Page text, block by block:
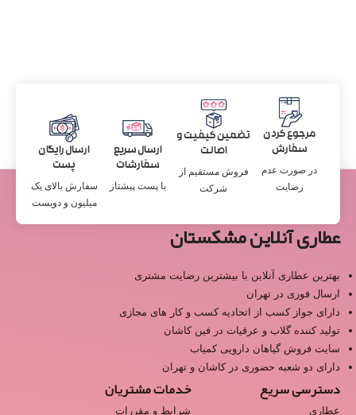
مرجوع کردن
سفارش
در صورت عدم
رضایت
تضمین کیفیت و
اصالت
فروش مستقیم از
شرکت
ارسال سریع
سفارشات
با پست پیشتاز
ارسال رایگان
پست
سفارش بالای یک
میلیون و دویست
عطاری آنلاین مشکستان
بهترین عطاری آنلاین با بیشترین رضایت مشتری
ارسال فوری در تهران
دارای جواز کسب از اتحادیه کسب و کار های مجازی
تولید کننده گلاب و عرقیات در فین کاشان
سایت فروش گیاهان دارویی کمیاب
دارای دو شعبه حضوری در کاشان و تهران
دسترسی سریع
عطاری
خدمات مشتریان
شرایط و مقررات